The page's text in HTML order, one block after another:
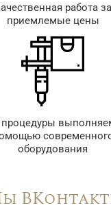
работа за
приемлемые цены
процедуры
оборудования